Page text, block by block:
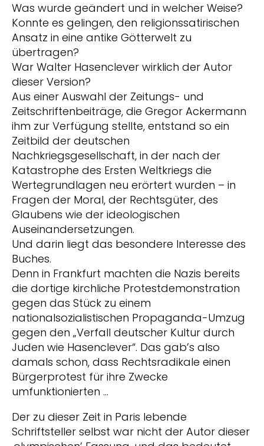
Was wurde geändert und in welcher Weise?
Konnte es gelingen, den religionssatirischen
Ansatz in eine antike Götterwelt zu
übertragen?
War Walter Hasenclever wirklich der Autor
dieser Version?
Aus einer Auswahl der Zeitungs- und
Zeitschriftenbeiträge, die Gregor Ackermann
ihm zur Verfügung stellte, entstand so ein
Zeitbild der deutschen
Nachkriegsgesellschaft, in der nach der
Katastrophe des Ersten Weltkriegs die
Wertegrundlagen neu erörtert wurden – in
Fragen der Moral, der Rechtsgüter, des
Glaubens wie der ideologischen
Auseinandersetzungen.
Und darin liegt das besondere Interesse des
Buches.
Denn in Frankfurt machten die Nazis bereits
die dortige kirchliche Protestdemonstration
gegen das Stück zu einem
nationalsozialistischen Propaganda-Umzug
gegen den „Verfall deutscher Kultur durch
Juden wie Hasenclever“. Das gab’s also
damals schon, dass Rechtsradikale einen
Bürgerprotest für ihre Zwecke
umfunktionierten …
Der zu dieser Zeit in Paris lebende
Schriftsteller selbst war nicht der Autor dieser